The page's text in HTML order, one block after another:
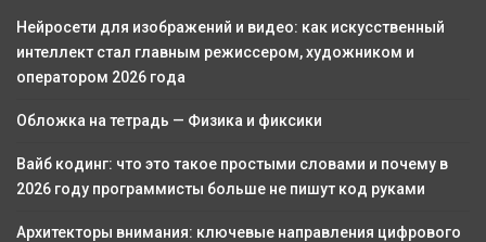
Нейросети для изображений и видео: как искусственный
интеллект стал главным режиссером, художником и
оператором 2026 года
Обложка на тетрадь — Физика и фиксики
Вайб кодинг: что это такое простыми словами и почему в
2026 году программисты больше не пишут код руками
Архитекторы внимания: ключевые направления цифрового